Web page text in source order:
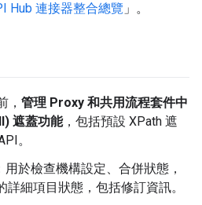
Hub 連接器整合總覽 」。
， 管理 Proxy 和共用流程套件中
遮蓋功能，包括預設 XPath 遮
。
用於檢查機構設定、合併狀態，
詳細項目狀態，包括修訂資訊。